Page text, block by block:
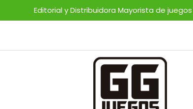
Editorial y Distribuidora Mayorista de